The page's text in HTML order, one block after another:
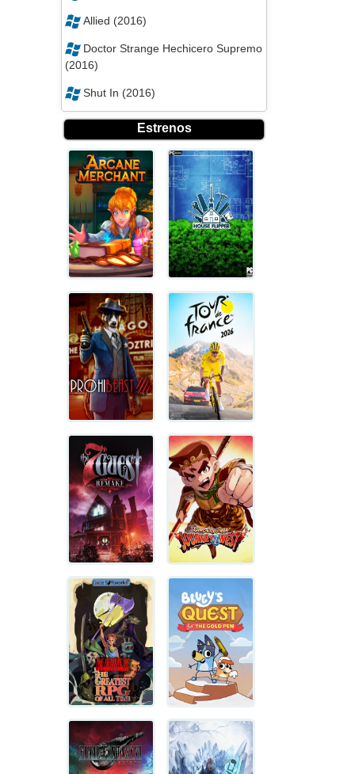
Allied (2016)
Doctor Strange Hechicero Supremo
(2016)
Shut In (2016)
Estrenos